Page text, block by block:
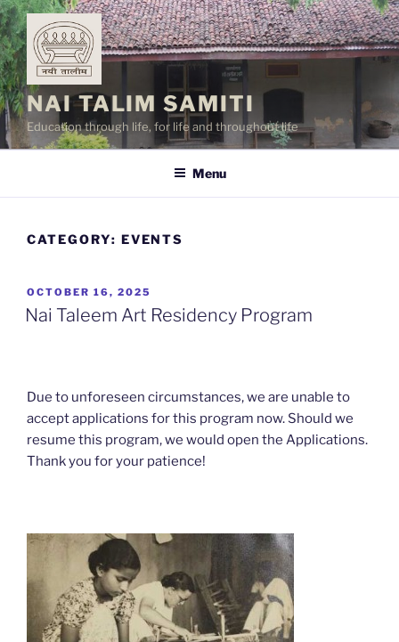
Skip
to
content
NAI TALIM SAMITI
Education through life, for life and throughout life
Menu
CATEGORY: EVENTS
POSTED
ON
OCTOBER 16, 2025
Nai Taleem Art Residency Program
Due to unforeseen circumstances, we are unable to
accept applications for this program now. Should we
resume this program, we would open the Applications.
Thank you for your patience!